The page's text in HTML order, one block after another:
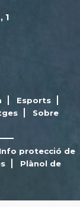
1
Esports
Sobre
protecció de
Plànol de